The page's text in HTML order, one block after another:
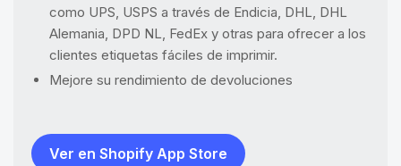
como UPS, USPS a través de Endicia, DHL, DHL
Alemania, DPD NL, FedEx y otras para ofrecer a los
clientes etiquetas fáciles de imprimir.
Mejore su rendimiento de devoluciones
Ver en Shopify App Store